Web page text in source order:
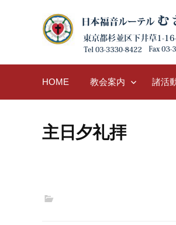
HOME 教会案内 諸活
主日夕礼拝